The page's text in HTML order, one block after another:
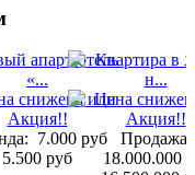
7.000 руб
5.500 руб
Продажа:
18.000.000